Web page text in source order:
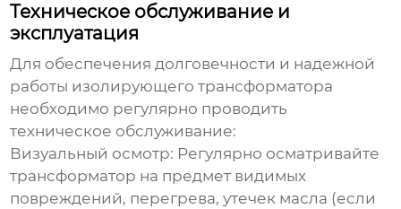
Техническое обслуживание и
эксплуатация
Для обеспечения долговечности и надежной
работы изолирующего трансформатора
необходимо регулярно проводить
техническое обслуживание:
Визуальный осмотр: Регулярно осматривайте
трансформатор на предмет видимых
повреждений, перегрева, утечек масла (если